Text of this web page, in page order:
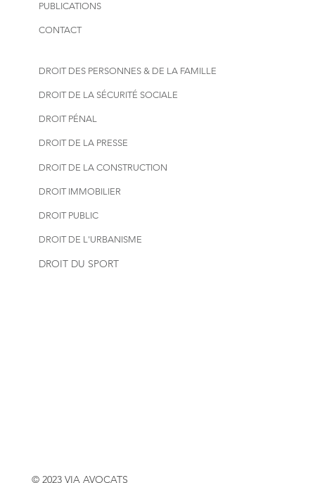
© 2023 VIA AVOCATS
PUBLICATIONS
CONTACT
DROIT DU SPORT
DROIT DES PERSONNES & DE LA FAMILLE
DROIT DE LA SÉCURITÉ SOCIALE
DROIT PÉNAL
DROIT DE LA PRESSE
DROIT DE LA CONSTRUCTION
DROIT IMMOBILIER
DROIT PUBLIC
DROIT DE L'URBANISME